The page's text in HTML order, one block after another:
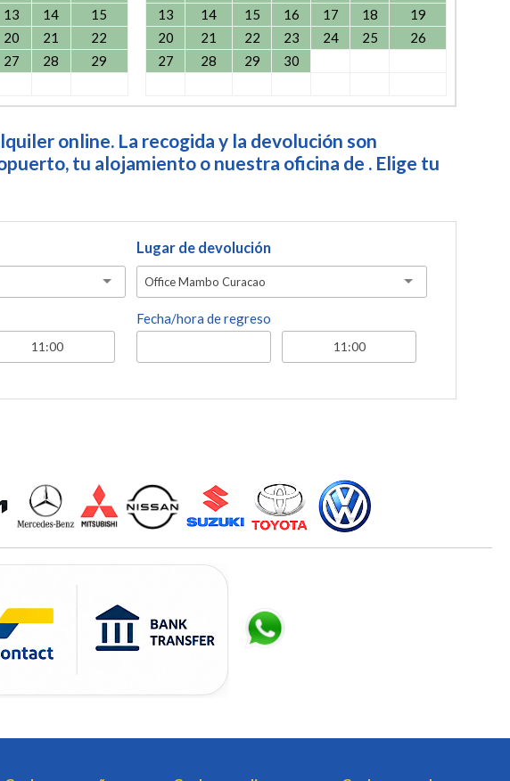
13 14
15
20 21
22
27 28
29
13
14 15 16 17 18
19
20
21 22 23 24 25
26
27
28 29 30
online. La recogida y la devolución son
tu alojamiento o nuestra oficina de . Elige tu
Lugar de devolución
Office Mambo Curacao
Fecha/hora de regreso